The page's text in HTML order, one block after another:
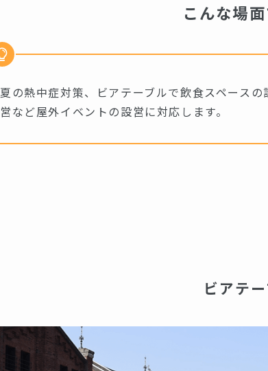
こんな場
夏の熱中症対策、ビアテーブルで飲食スペース
営など屋外イベントの設営に対応します。
ビアテ